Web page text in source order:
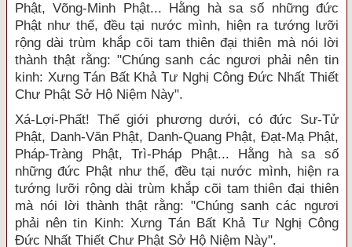
Phật, Võng-Minh Phật... Hằng hà sa số những đức
Phật như thế, đều tại nước mình, hiện ra tướng lưỡi
rộng dài trùm khắp cõi tam thiên đại thiên mà nói lời
thành thật rằng: "Chúng sanh các ngươi phải nên tin
kinh: Xưng Tán Bất Khả Tư Nghị Công Đức Nhất Thiết
Chư Phật Sở Hộ Niệm Này".
Xá-Lợi-Phất! Thế giới phương dưới, có đức Sư-Tử
Phật, Danh-Văn Phật, Danh-Quang Phật, Đạt-Mạ Phật,
Pháp-Tràng Phật, Trì-Pháp Phật... Hằng hà sa số
những đức Phật như thế, đều tại nước mình, hiện ra
tướng lưỡi rộng dài trùm khắp cõi tam thiên đại thiên
mà nói lời thành thật rằng: "Chúng sanh các ngươi
phải nên tin Kinh: Xưng Tán Bất Khả Tư Nghị Công
Đức Nhất Thiết Chư Phật Sở Hộ Niệm Này".